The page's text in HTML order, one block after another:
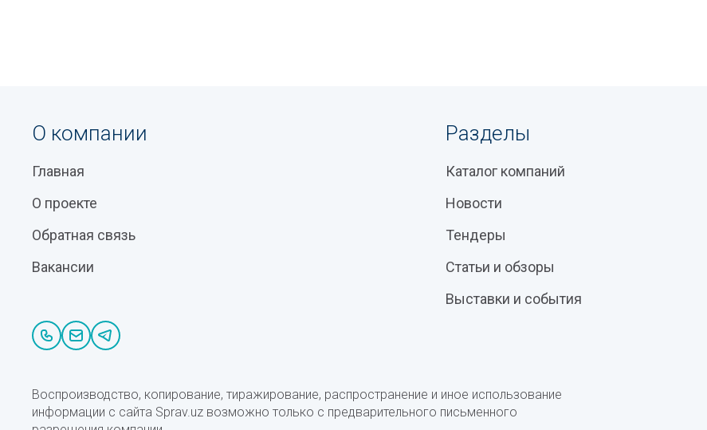
О компании
Главная
О проекте
Обратная связь
Вакансии
Разделы
Каталог компаний
Новости
Тендеры
Статьи и обзоры
Выставки и события
Воспроизводство, копирование, тиражирование, распространение и иное использование
информации с сайта Sprav.uz возможно только с предварительного письменного